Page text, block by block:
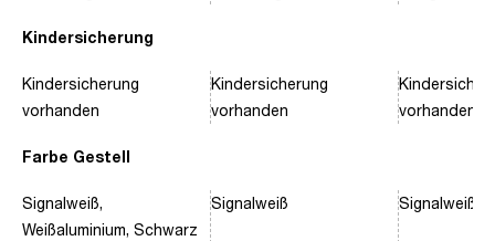
Kindersicherung
Farbe Gestell
Kindersicherung
vorhanden
Signalweiß,
Weißaluminium, Schwarz
Kindersicherung
vorhanden
Signalweiß
vorhanden
Signalweiß,